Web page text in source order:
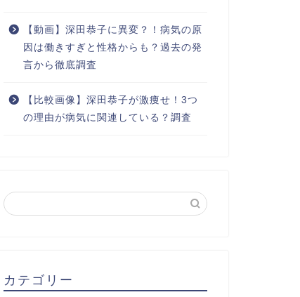
【動画】深田恭子に異変？！病気の原
因は働きすぎと性格からも？過去の発
言から徹底調査
【比較画像】深田恭子が激痩せ！3つ
の理由が病気に関連している？調査
カテゴリー